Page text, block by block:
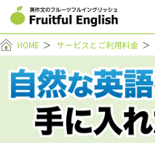
HOME ＞ サービスとご利用料金 ＞